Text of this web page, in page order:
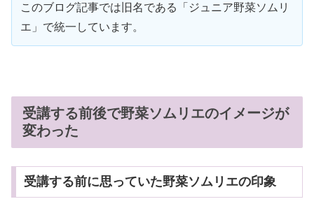
このブログ記事では旧名である「ジュニア野菜ソムリ
エ」で統一しています。
受講する前後で野菜ソムリエのイメージが
変わった
受講する前に思っていた野菜ソムリエの印象